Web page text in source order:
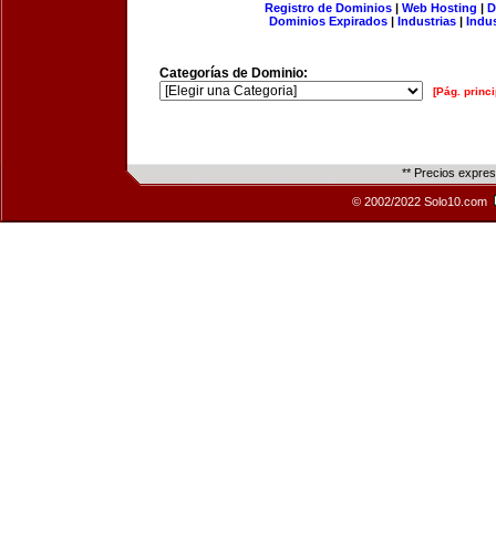
Registro de Dominios| Web Hosting |
Dominios Expirados | Industrias |
Categorías de Dominio:
[Pág.
** Precios
© 2002/2022 Solo10.com